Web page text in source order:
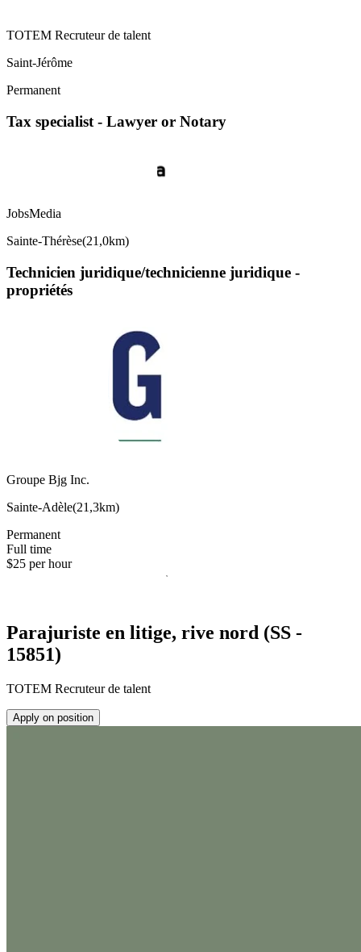
TOTEM Recruteur de talent
Saint-Jérôme
Permanent
Tax specialist - Lawyer or Notary
JobsMedia
Sainte-Thérèse(21,0km)
Technicien juridique/technicienne juridique -
propriétés
Groupe Bjg Inc.
Sainte-Adèle(21,3km)
Permanent
Full time
$25 per hour
Parajuriste en litige, rive nord (SS -
15851)
TOTEM Recruteur de talent
Apply on position